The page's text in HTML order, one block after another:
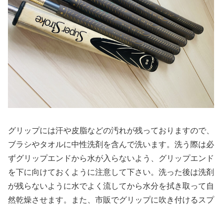
グリップには汗や皮脂などの汚れが残っておりますので、
ブラシやタオルに中性洗剤を含んで洗います。洗う際は必
ずグリップエンドから水が入らないよう、グリップエンド
を下に向けておくように注意して下さい。洗った後は洗剤
が残らないように水でよく流してから水分を拭き取って自
然乾燥させます。また、市販でグリップに吹き付けるスプ